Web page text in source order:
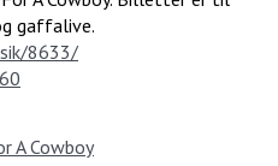
gaffalive.
8633/
A Cowboy